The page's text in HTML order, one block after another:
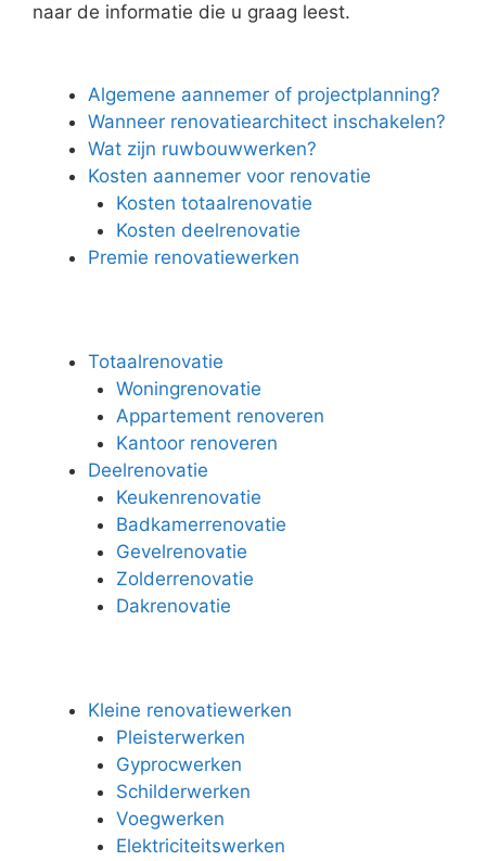
naar de informatie die u graag leest.
Algemene aannemer of projectplanning?
Wanneer renovatiearchitect inschakelen?
Wat zijn ruwbouwwerken?
Kosten aannemer voor renovatie
Kosten totaalrenovatie
Kosten deelrenovatie
Premie renovatiewerken
Totaalrenovatie
Woningrenovatie
Appartement renoveren
Kantoor renoveren
Deelrenovatie
Keukenrenovatie
Badkamerrenovatie
Gevelrenovatie
Zolderrenovatie
Dakrenovatie
Kleine renovatiewerken
Pleisterwerken
Gyprocwerken
Schilderwerken
Voegwerken
Elektriciteitswerken